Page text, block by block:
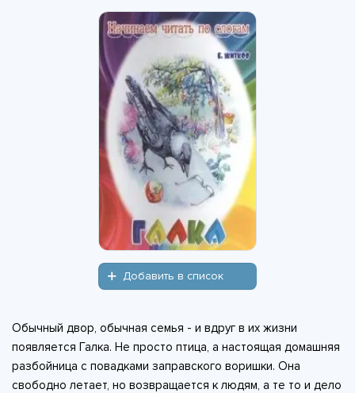
Добавить в список
Обычный двор, обычная семья - и вдруг в их жизни
появляется Галка. Не просто птица, а настоящая домашняя
разбойница с повадками заправского воришки. Она
свободно летает, но возвращается к людям, а те то и дело